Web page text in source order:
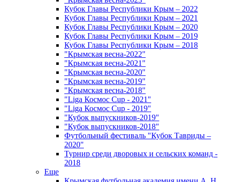
Кубок Главы Республики Крым – 2022
Кубок Главы Республики Крым – 2021
Кубок Главы Республики Крым – 2020
Кубок Главы Республики Крым – 2019
Кубок Главы Республики Крым – 2018
"Крымская весна-2022"
"Крымская весна-2021"
"Крымская весна-2020"
"Крымская весна-2019"
"Крымская весна-2018"
"Liga Космос Cup - 2021"
"Liga Космос Cup - 2019"
"Кубок выпускников-2019"
"Кубок выпускников-2018"
Футбольный фестиваль "Кубок Тавриды –
2020"
Турнир среди дворовых и сельских команд -
2018
Еще